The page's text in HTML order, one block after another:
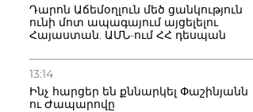
Դարոն Աճեմօղլուն մեծ ցանկություն
ունի մոտ ապագայում այցելելու
Հայաստան. ԱՄՆ-ում ՀՀ դեսպան
13:14
Ինչ հարցեր են քննարկել Փաշինյանն
ու Ժապարովը